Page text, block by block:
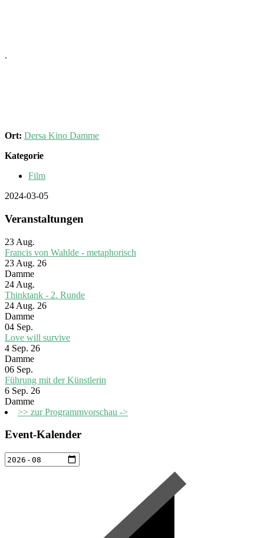
.
Ort: Dersa Kino Damme
Kategorie
Film
2024-03-05
Veranstaltungen
23 Aug.
Francis von Wahlde - metaphorisch
23 Aug. 26
Damme
24 Aug.
Thinktank - 2. Runde
24 Aug. 26
Damme
04 Sep.
Love will survive
4 Sep. 26
Damme
06 Sep.
Führung mit der Künstlerin
6 Sep. 26
Damme
>> zur Programmvorschau ->
Event-Kalender